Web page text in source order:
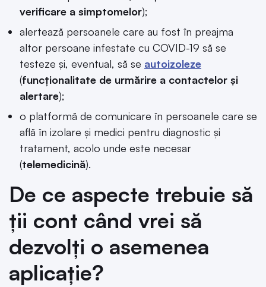
verificare a simptomelor);
alertează persoanele care au fost în preajma
altor persoane infestate cu COVID-19 să se
testeze și, eventual, să se autoizoleze
(funcționalitate de urmărire a contactelor și
alertare);
o platformă de comunicare în persoanele care se
află în izolare și medici pentru diagnostic și
tratament, acolo unde este necesar
(telemedicină).
De ce aspecte trebuie să
ții cont când vrei să
dezvolți o asemenea
aplicație?